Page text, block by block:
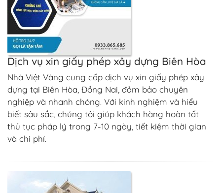
Dịch vụ xin giấy phép xây dựng Biên Hòa
Nhà Việt Vàng cung cấp dịch vụ xin giấy phép xây
dựng tại Biên Hòa, Đồng Nai, đảm bảo chuyên
nghiệp và nhanh chóng. Với kinh nghiệm và hiểu
biết sâu sắc, chúng tôi giúp khách hàng hoàn tất
thủ tục pháp lý trong 7-10 ngày, tiết kiệm thời gian
và chi phí.